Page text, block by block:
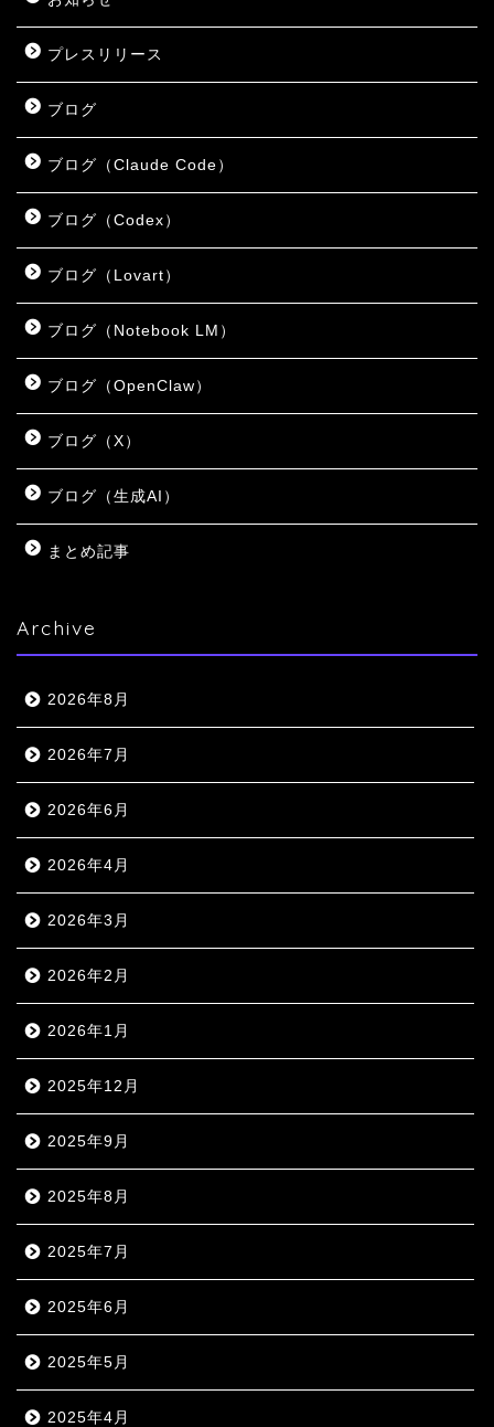
プレスリリース
ブログ
ブログ（Claude Code）
ブログ（Codex）
ブログ（Lovart）
ブログ（Notebook LM）
ブログ（OpenClaw）
ブログ（X）
ブログ（生成AI）
まとめ記事
Archive
2026年8月
2026年7月
2026年6月
2026年4月
2026年3月
2026年2月
2026年1月
2025年12月
2025年9月
2025年8月
2025年7月
2025年6月
2025年5月
2025年4月